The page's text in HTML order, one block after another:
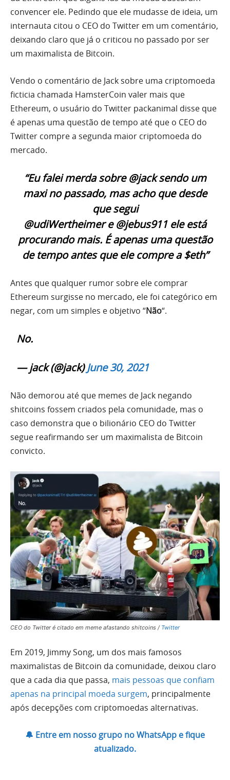
convencer ele. Pedindo que ele mudasse de ideia, um
internauta citou o CEO do Twitter em um comentário,
deixando claro que já o criticou no passado por ser
um maximalista de Bitcoin.
Vendo o comentário de Jack sobre uma criptomoeda
ficticia chamada HamsterCoin valer mais que
Ethereum, o usuário do Twitter packanimal disse que
é apenas uma questão de tempo até que o CEO do
Twitter compre a segunda maior criptomoeda do
mercado.
“Eu falei merda sobre @jack sendo um
maxi no passado, mas acho que desde
que segui
@udiWertheimer e @jebus911 ele está
procurando mais. É apenas uma questão
de tempo antes que ele compre a $eth”
Antes que qualquer rumor sobre ele comprar
Ethereum surgisse no mercado, ele foi categórico em
negar, com um simples e objetivo “Não“.
No.
— jack (@jack)June 30, 2021
Não demorou até que memes de Jack negando
shitcoins fossem criados pela comunidade, mas o
caso demonstra que o bilionário CEO do Twitter
segue reafirmando ser um maximalista de Bitcoin
convicto.
CEO do Twitter é citado em meme afastando shitcoins / Twitter
Em 2019, Jimmy Song, um dos mais famosos
maximalistas de Bitcoin da comunidade, deixou claro
que a cada dia que passa, mais pessoas que confiam
apenas na principal moeda surgem, principalmente
após decepções com criptomoedas alternativas.
🔔 Entre em nosso grupo no WhatsApp e fique
atualizado.